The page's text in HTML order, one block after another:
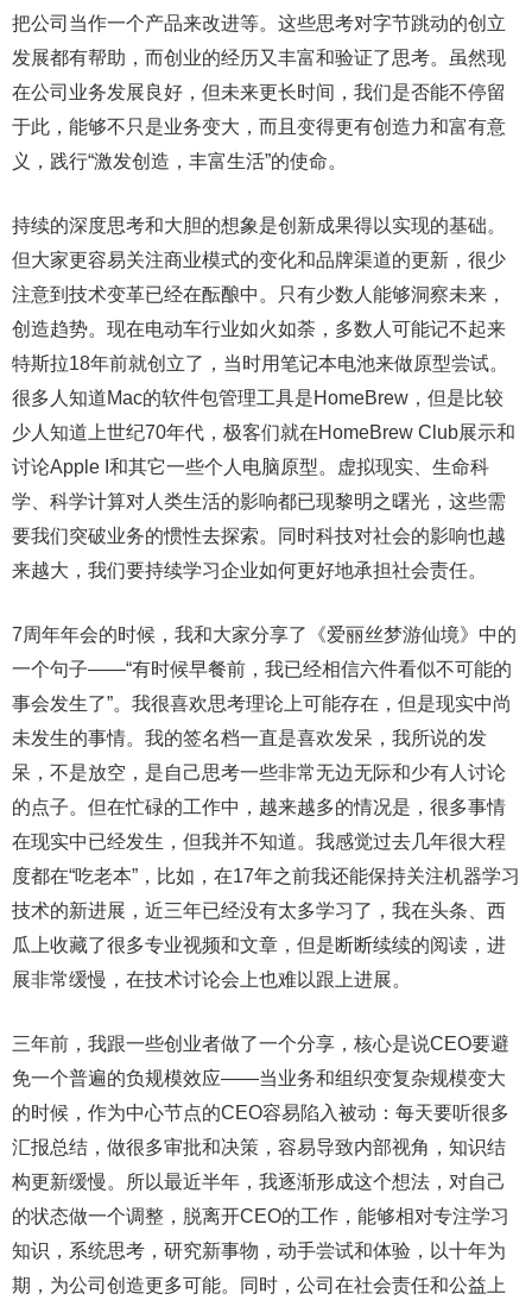
把公司当作一个产品来改进等。这些思考对字节跳动的创立
发展都有帮助，而创业的经历又丰富和验证了思考。虽然现
在公司业务发展良好，但未来更长时间，我们是否能不停留
于此，能够不只是业务变大，而且变得更有创造力和富有意
义，践行“激发创造，丰富生活”的使命。
持续的深度思考和大胆的想象是创新成果得以实现的基础。
但大家更容易关注商业模式的变化和品牌渠道的更新，很少
注意到技术变革已经在酝酿中。只有少数人能够洞察未来，
创造趋势。现在电动车行业如火如荼，多数人可能记不起来
特斯拉18年前就创立了，当时用笔记本电池来做原型尝试。
很多人知道Mac的软件包管理工具是HomeBrew，但是比较
少人知道上世纪70年代，极客们就在HomeBrew Club展示和
讨论Apple I和其它一些个人电脑原型。虚拟现实、生命科
学、科学计算对人类生活的影响都已现黎明之曙光，这些需
要我们突破业务的惯性去探索。同时科技对社会的影响也越
来越大，我们要持续学习企业如何更好地承担社会责任。
7周年年会的时候，我和大家分享了《爱丽丝梦游仙境》中的
一个句子——“有时候早餐前，我已经相信六件看似不可能的
事会发生了”。我很喜欢思考理论上可能存在，但是现实中尚
未发生的事情。我的签名档一直是喜欢发呆，我所说的发
呆，不是放空，是自己思考一些非常无边无际和少有人讨论
的点子。但在忙碌的工作中，越来越多的情况是，很多事情
在现实中已经发生，但我并不知道。我感觉过去几年很大程
度都在“吃老本”，比如，在17年之前我还能保持关注机器学习
技术的新进展，近三年已经没有太多学习了，我在头条、西
瓜上收藏了很多专业视频和文章，但是断断续续的阅读，进
展非常缓慢，在技术讨论会上也难以跟上进展。
三年前，我跟一些创业者做了一个分享，核心是说CEO要避
免一个普遍的负规模效应——当业务和组织变复杂规模变大
的时候，作为中心节点的CEO容易陷入被动：每天要听很多
汇报总结，做很多审批和决策，容易导致内部视角，知识结
构更新缓慢。所以最近半年，我逐渐形成这个想法，对自己
的状态做一个调整，脱离开CEO的工作，能够相对专注学习
知识，系统思考，研究新事物，动手尝试和体验，以十年为
期，为公司创造更多可能。同时，公司在社会责任和公益上